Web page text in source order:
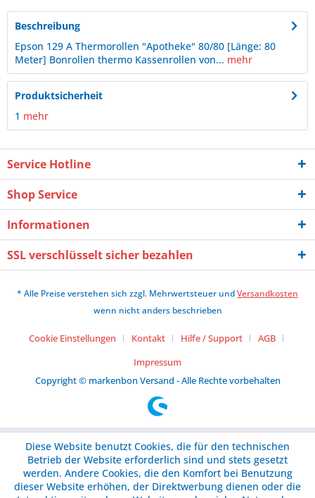
Beschreibung
Epson 129 A Thermorollen "Apotheke" 80/80 [Länge: 80
Meter] Bonrollen thermo Kassenrollen von... mehr
Produktsicherheit
1 mehr
Service Hotline
Shop Service
Informationen
SSL verschlüsselt sicher bezahlen
* Alle Preise verstehen sich zzgl. Mehrwertsteuer undVersandkosten
wenn nicht anders beschrieben
Cookie Einstellungen Kontakt Hilfe / Support
AGB
Impressum
Copyright © markenbon Versand - Alle Rechte vorbehalten
Diese Website benutzt Cookies, die für den technischen
Betrieb der Website erforderlich sind und stets gesetzt
werden. Andere Cookies, die den Komfort bei Benutzung
dieser Website erhöhen, der Direktwerbung dienen oder die